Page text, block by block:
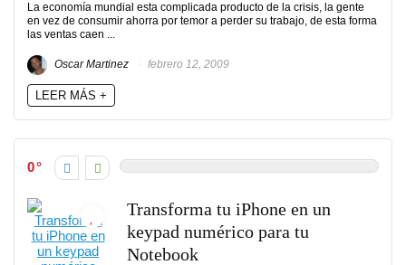
La economía mundial esta complicada producto de la crisis, la gente
en vez de consumir ahorra por temor a perder su trabajo, de esta forma
las ventas caen ...
Oscar Martinez febrero 12, 2009
LEER MÁS +
0
Transforma tu iPhone en un
keypad numérico para tu
Notebook